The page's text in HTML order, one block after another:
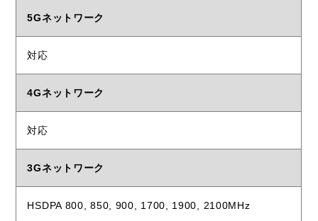
5Gネットワーク
対応
4Gネットワーク
対応
3Gネットワーク
HSDPA 800, 850, 900, 1700, 1900, 2100MHz